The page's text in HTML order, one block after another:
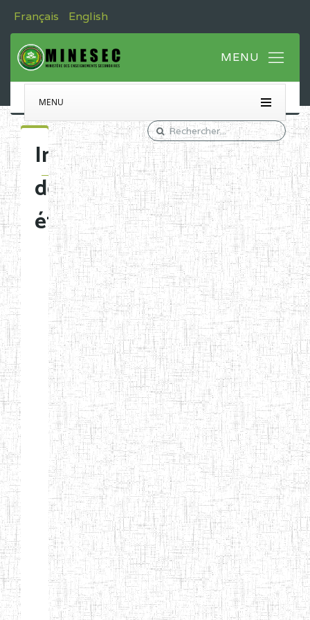
Français English
MENU
Immatriculation
des
établissements
Etablissements
d'enseignement
normal
ENI
Chercher:
Effacer les filtres
Denomination
Type